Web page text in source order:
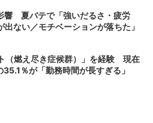
響 夏バテで「強いだるさ・疲労
ない／モチベーションが落ちた」
（燃え尽き症候群）」を経験 現在
35.1％が「勤務時間が長すぎる」